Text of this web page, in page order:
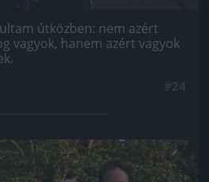
útközben: nem azért
vagyok, hanem azért vagyok
még kép!